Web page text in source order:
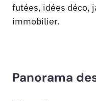
futées, idées déco,
immobilier.
Panorama